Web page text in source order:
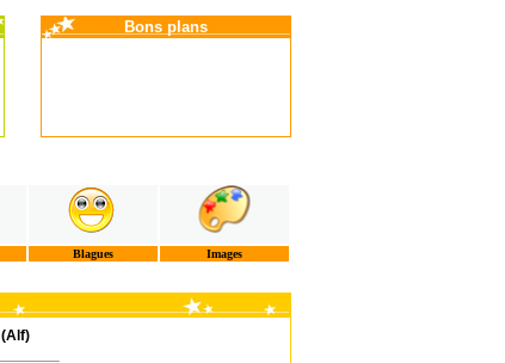
Bons plans
Blagues Images